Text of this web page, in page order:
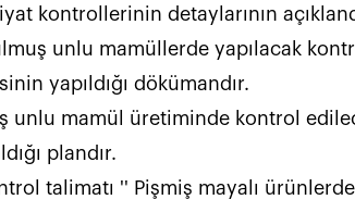
kontrollerinin detaylarının
unlu mamüllerde yapılacak
yapıldığı dökümandır.
unlu mamül üretiminde kontrol
plandır.
talimatı '' Pişmiş mayalı